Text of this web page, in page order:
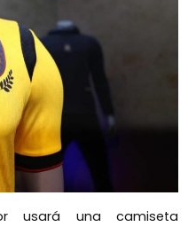
usará una camiseta